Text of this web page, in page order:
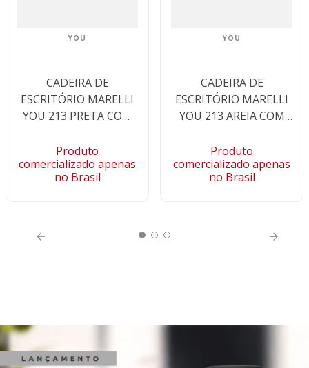
YOU
CADEIRA DE
ESCRITÓRIO MARELLI
YOU 213 PRETA COM
Produto
comercializado apenas
no Brasil
YOU
CADEIRA DE
ESCRITÓRIO MARELLI
YOU 213 AREIA COM
Produto
comercializado apenas
no Brasil